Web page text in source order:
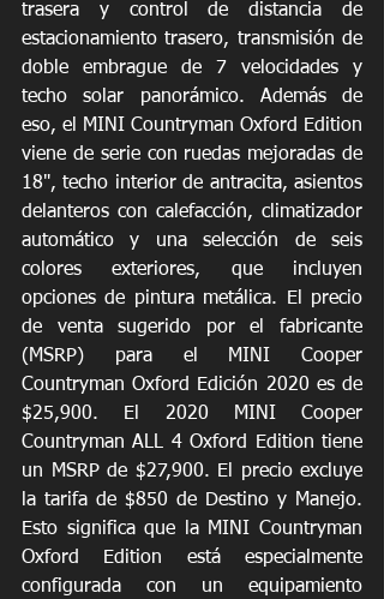
trasera y control de distancia de
estacionamiento trasero, transmisión de
doble embrague de 7 velocidades y
techo solar panorámico. Además de
eso, el MINI Countryman Oxford Edition
viene de serie con ruedas mejoradas de
18", techo interior de antracita, asientos
delanteros con calefacción, climatizador
automático y una selección de seis
colores exteriores, que incluyen
opciones de pintura metálica. El precio
de venta sugerido por el fabricante
(MSRP) para el MINI Cooper
Countryman Oxford Edición 2020 es de
$25,900. El 2020 MINI Cooper
Countryman ALL 4 Oxford Edition tiene
un MSRP de $27,900. El precio excluye
la tarifa de $850 de Destino y Manejo.
Esto significa que la MINI Countryman
Oxford Edition está especialmente
configurada con un equipamiento